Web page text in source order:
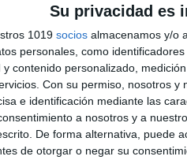
Su privacidad es
1019 socios almacenamos y/o
personales, como
y contenido personalizado,
Con su permiso, nosotros y
e identificación mediante las
a nosotros y a
De forma alternativa, puede
de otorgar o negar su